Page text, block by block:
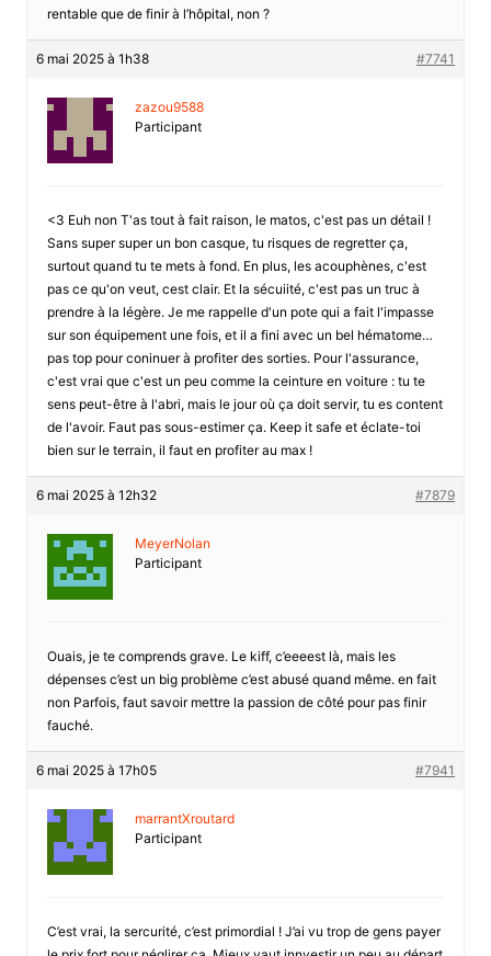
rentable que de finir à l’hôpital, non ?
6 mai 2025 à 1h38 #7741
zazou9588
Participant
<3 Euh non T'as tout à fait raison, le matos, c'est pas un détail !
Sans super super un bon casque, tu risques de regretter ça,
surtout quand tu te mets à fond. En plus, les acouphènes, c'est
pas ce qu'on veut, cest clair. Et la sécuiité, c'est pas un truc à
prendre à la légère. Je me rappelle d'un pote qui a fait l'impasse
sur son équipement une fois, et il a fini avec un bel hématome…
pas top pour coninuer à profiter des sorties. Pour l'assurance,
c'est vrai que c'est un peu comme la ceinture en voiture : tu te
sens peut-être à l'abri, mais le jour où ça doit servir, tu es content
de l'avoir. Faut pas sous-estimer ça. Keep it safe et éclate-toi
bien sur le terrain, il faut en profiter au max !
6 mai 2025 à 12h32 #7879
MeyerNolan
Participant
Ouais, je te comprends grave. Le kiff, c’eeeest là, mais les
dépenses c’est un big problème c’est abusé quand même. en fait
non Parfois, faut savoir mettre la passion de côté pour pas finir
fauché.
6 mai 2025 à 17h05 #7941
marrantXroutard
Participant
C’est vrai, la sercurité, c’est primordial ! J’ai vu trop de gens payer